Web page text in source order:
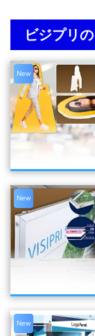
ビジプリ
New
New
New